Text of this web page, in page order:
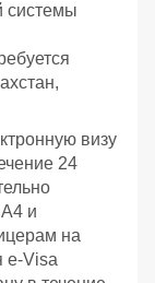
системы
визу
24
и
на
e-Visa